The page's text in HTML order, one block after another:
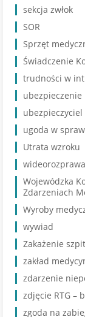
sekcja zwłok
SOR
Sprzęt
Świadczenie
trudności w
ubezpieczenie
ugoda w
Utrata wzroku
wideorozprawa
Wojewódzka
Zdarzeniach
Wyroby
wywiad
Zakażenie
zakład
zdarzenie
zdjęcie RTG –
zgoda na